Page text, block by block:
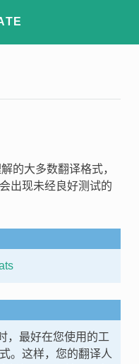
的大多数翻译格式，
出现未经良好测试的
，最好在您使用的工
。这样，您的翻译人